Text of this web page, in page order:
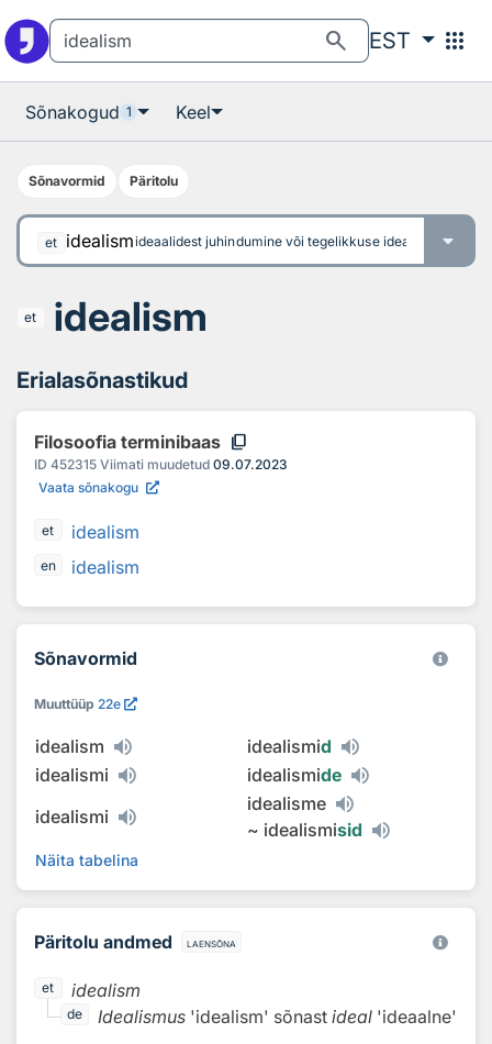
search EST apps
Sõnakogud 1 Keel
Sõnavormid Päritolu
et idealismideaalidest juhindumine või tegelikkuse idealiseerimine
et idealism
Erialasõnastikud
Filosoofia terminibaas content_copy
ID 452315 Viimati muudetud 09.07.2023
Vaata sõnakogu
et idealism
en idealism
Sõnavormid
Muuttüüp 22e
idealism idealismid
idealismi
idealismide
idealismi
idealisme
~ idealismisid
Näita tabelina
Päritolu andmed laensõna
et idealism
de Idealismus 'idealism' sõnast ideal 'ideaalne'